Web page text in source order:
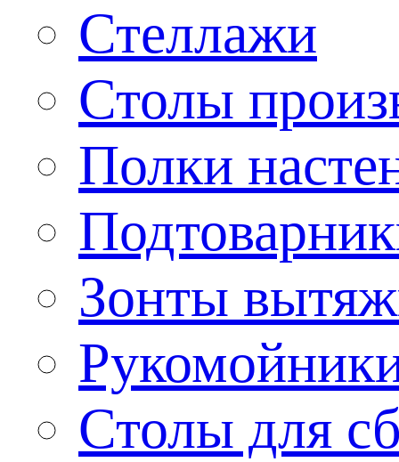
Стеллажи
Столы
Полки
Зонты
Столы для